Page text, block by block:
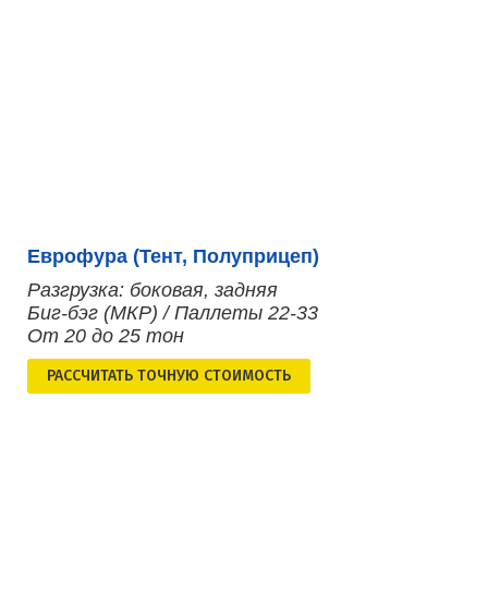
Еврофура (Тент, Полуприцеп)
Разгрузка: боковая, задняя
Биг-бэг (МКР) / Паллеты 22-33
От 20 до 25 тон
РАСCЧИТАТЬ ТОЧНУЮ СТОИМОСТЬ